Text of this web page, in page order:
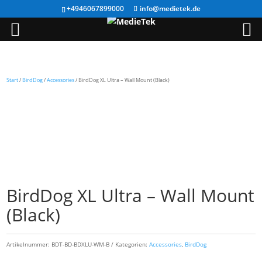
+4946067899000 info@medietek.de
Start/ BirdDog/Accessories/ BirdDog XL Ultra – Wall Mount (Black)
BirdDog XL Ultra – Wall Mount
(Black)
Artikelnummer: BDT-BD-BDXLU-WM-B Kategorien:Accessories, BirdDog